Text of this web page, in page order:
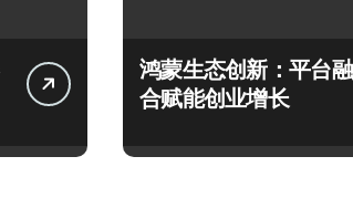
鸿蒙生态创新：平台融
合赋能创业增长